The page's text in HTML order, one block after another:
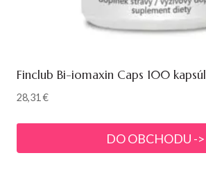
Finclub Bi-iomaxin Caps 100 kapsúl
28,31€
DO OBCHODU ->